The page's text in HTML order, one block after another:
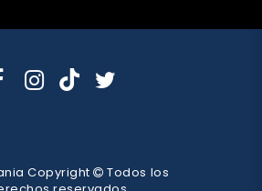
Copyright
Todos los